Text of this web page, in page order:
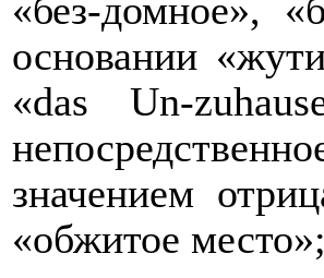
«без-домное»,
основании
«das Un-
значением
«обжитое